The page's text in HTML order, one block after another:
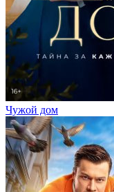
Чужой дом